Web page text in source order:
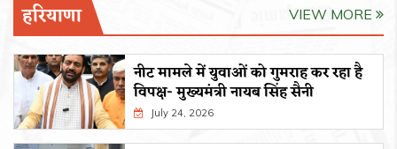
हरियाणा VIEW MORE
नीट मामले में युवाओं को गुमराह कर रहा है
विपक्ष- मुख्यमंत्री नायब सिंह सैनी
July 24, 2026